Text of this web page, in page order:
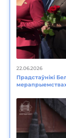
22.06.2026
Прадстаўнікі